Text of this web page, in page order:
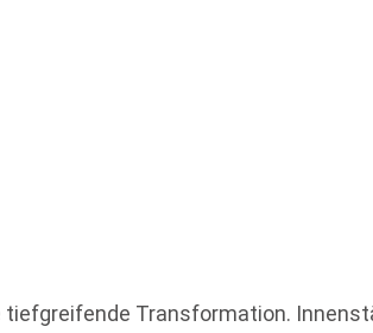
Transformation.